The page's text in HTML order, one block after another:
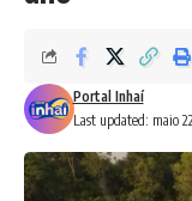
Last updated: maio
Portal Inhaí